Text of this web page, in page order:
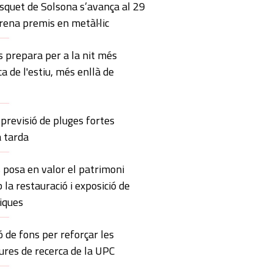
de Solsona s’avança al 29
premis en metàl·lic
prepara per a la nit més
de l'estiu, més enllà de
de pluges fortes
tarda
en valor el patrimoni
restauració i exposició de
de fons per reforçar les
de recerca de la UPC